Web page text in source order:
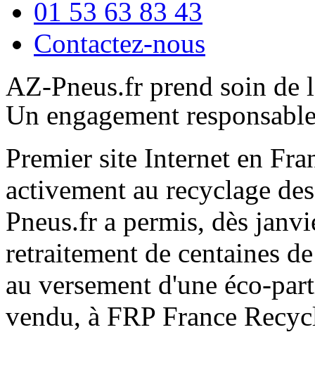
01 53 63 83 43
Contactez-nous
AZ-Pneus.fr prend soin de
Un engagement
Premier site Internet en
activement au recyclage
Pneus.fr a permis, dès
retraitement de centaines
au versement d'une éco-
vendu, à FRP France